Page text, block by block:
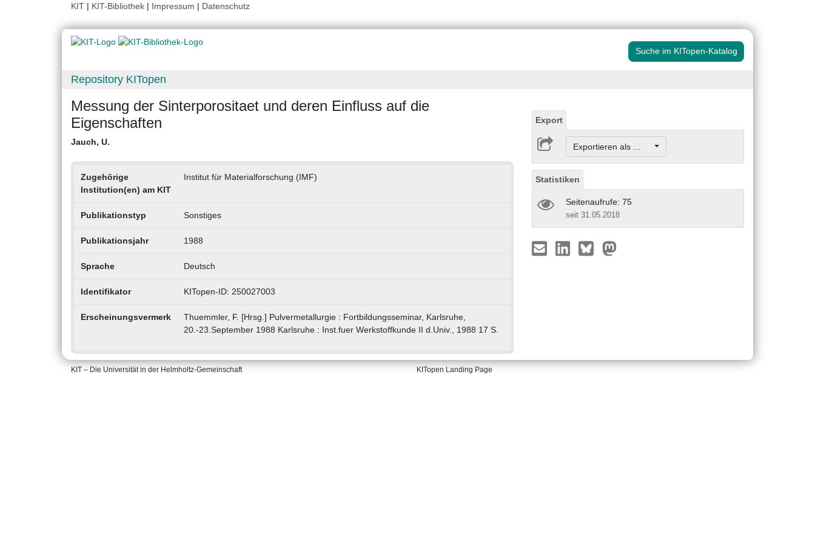
KIT | KIT-Bibliothek | Impressum | Datenschutz
Suche im KITopen-Katalog
Repository KITopen
Messung der Sinterporositaet und deren Einfluss auf die
Eigenschaften
Jauch, U.
Zugehörige
Institution(en) am KIT
Institut für Materialforschung (IMF)
Publikationstyp Sonstiges
Publikationsjahr 1988
Sprache Deutsch
Identifikator KITopen-ID: 250027003
Erscheinungsvermerk
Thuemmler, F. [Hrsg.] Pulvermetallurgie : Fortbildungsseminar, Karlsruhe,
20.-23.September 1988 Karlsruhe : Inst.fuer Werkstoffkunde II d.Univ., 1988 17 S.
Export
Exportieren als ...
Statistiken
Seitenaufrufe: 75
seit 31.05.2018
KIT – Die Universität in der Helmholtz-Gemeinschaft KITopen Landing Page